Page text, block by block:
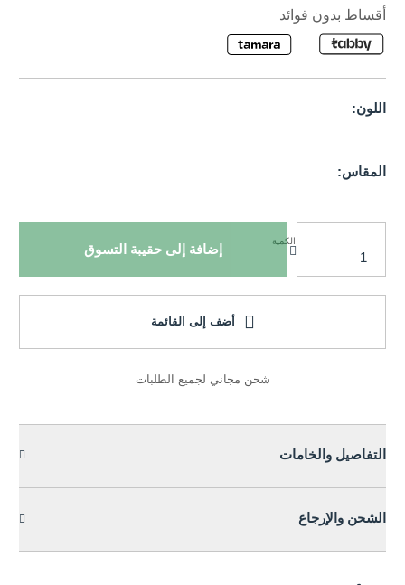
أقساط بدون فوائد
اللون:
المقاس:
الكمية
إضافة إلى حقيبة التسوق
أضف إلى القائمة
شحن مجاني لجميع الطلبات
التفاصيل والخامات
الشحن والإرجاع